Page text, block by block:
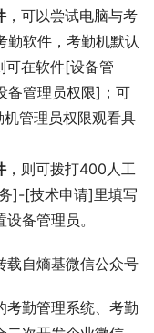
，可以尝试电脑与考
勤软件，考勤机默认
可在软件[设备管
管理员权限]；可
管理员权限观看具
，则可拨打400人工
]-[技术申请]里填写
备管理员。
载自熵基微信公众号
考勤管理系统、考勤